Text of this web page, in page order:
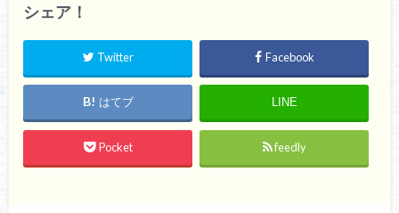
シェア！
Twitter Facebook
はてブ LINE
Pocket feedly